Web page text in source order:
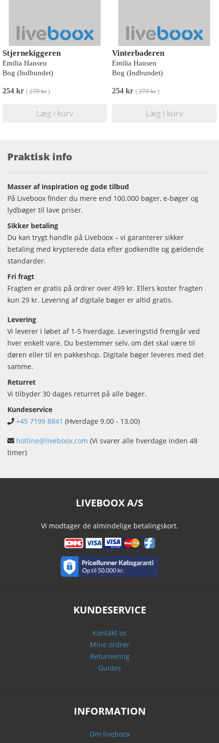
Stjernekiggeren
Emilia Hansen
Bog (Indbundet)
254 kr ( 279 kr)
Læg i kurv
Vinterbaderen
Emilia Hansen
Bog (Indbundet)
254 kr ( 279 kr)
Læg i kurv
Praktisk info
Masser af inspiration og gode tilbud
På Liveboox finder du mere end 100.000 bøger, e-bøger og
lydbøger til lave priser.
Sikker betaling
Du kan trygt handle på Liveboox – vi garanterer sikker
betaling med krypterede data efter godkendte og gældende
standarder.
Fri fragt
Fragten er gratis på ordrer over 499 kr. Ellers koster fragten
kun 29 kr. Levering af digitale bøger er altid gratis.
Levering
Vi leverer i løbet af 1-5 hverdage. Leveringstid fremgår ved
hver enkelt vare. Du bestemmer selv, om det skal være til
døren eller til en pakkeshop. Digitale bøger leveres med det
samme.
Returret
Vi tilbyder 30 dages returret på alle bøger.
Kundeservice
+45 7199 8841 (Hverdage 9.00 - 13.00)
hotline@liveboox.com (Vi svarer alle hverdage inden 48
timer)
LIVEBOOX A/S
Vi modtager de almindelige betalingskort.
KUNDESERVICE
Kontakt os
Mine ordrer
Returnering
Guides
INFORMATION
Om liveboox